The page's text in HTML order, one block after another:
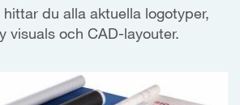
du alla aktuella logotyper,
visuals och CAD-layouter.